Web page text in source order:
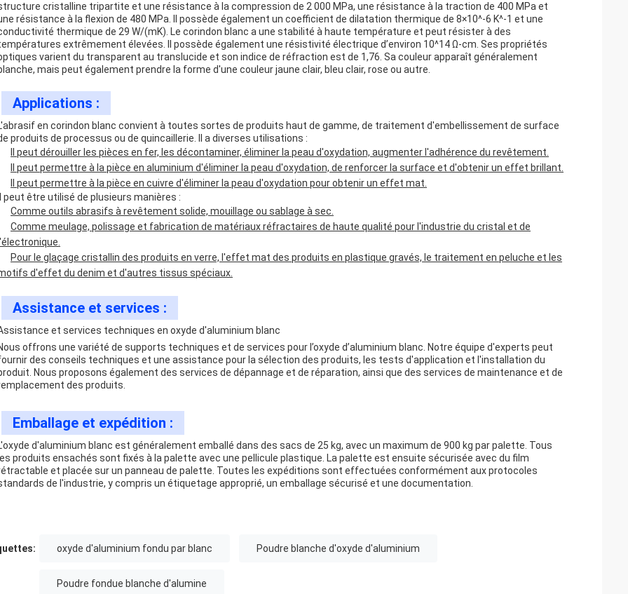
cristalline tripartite et une résistance à la compression de 2 000 MPa, une résistance à la traction de 400 MPa et
résistance à la flexion de 480 MPa. Il possède également un coefficient de dilatation thermique de 8×10^-6 K^-1 et une
thermique de 29 W/(mK). Le corindon blanc a une stabilité à haute température et peut résister à des
extrêmement élevées. Il possède également une résistivité électrique d’environ 10^14 Ω-cm. Ses propriétés
varient du transparent au translucide et son indice de réfraction est de 1,76. Sa couleur apparaît généralement
mais peut également prendre la forme d'une couleur jaune clair, bleu clair, rose ou autre.
Applications :
en corindon blanc convient à toutes sortes de produits haut de gamme, de traitement d'embellissement de surface
produits de processus ou de quincaillerie. Il a diverses utilisations :
Il peut dérouiller les pièces en fer, les décontaminer, éliminer la peau d'oxydation, augmenter l'adhérence du revêtement.
Il peut permettre à la pièce en aluminium d'éliminer la peau d'oxydation, de renforcer la surface et d'obtenir un effet brillant.
Il peut permettre à la pièce en cuivre d'éliminer la peau d'oxydation pour obtenir un effet mat.
peut être utilisé de plusieurs manières :
Comme outils abrasifs à revêtement solide, mouillage ou sablage à sec.
Comme meulage, polissage et fabrication de matériaux réfractaires de haute qualité pour l'industrie du cristal et de
Pour le glaçage cristallin des produits en verre, l'effet mat des produits en plastique gravés, le traitement en peluche et les
d'effet du denim et d'autres tissus spéciaux.
Assistance et services :
et services techniques en oxyde d'aluminium blanc
offrons une variété de supports techniques et de services pour l’oxyde d’aluminium blanc. Notre équipe d'experts peut
des conseils techniques et une assistance pour la sélection des produits, les tests d'application et l'installation du
Nous proposons également des services de dépannage et de réparation, ainsi que des services de maintenance et de
des produits.
Emballage et expédition :
d'aluminium blanc est généralement emballé dans des sacs de 25 kg, avec un maximum de 900 kg par palette. Tous
produits ensachés sont fixés à la palette avec une pellicule plastique. La palette est ensuite sécurisée avec du film
et placée sur un panneau de palette. Toutes les expéditions sont effectuées conformément aux protocoles
de l'industrie, y compris un étiquetage approprié, un emballage sécurisé et une documentation.
oxyde d'aluminium fondu par blanc Poudre blanche d'oxyde d'aluminium
Poudre fondue blanche d'alumine